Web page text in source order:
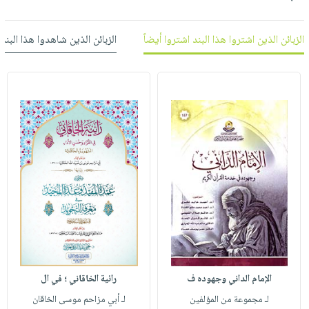
بالأسنان
الحمية
أدوات
المائدة
الأوعية
والتخزين
أدوات
المطبخ
العودة
للمدارس
كتب
اكسسوارات
منزلية
اكسسوارات
ملابس
مطرزات
حقائب
حلي
عناية
بالذات
بنود
مختارة
كل
الاشتراكات
صندوق
القراءة
iKitab
بلا
حدود
بحث
متقدم
نيل
وفرات
عن
الشركة
سياسة
الشركة
حسابك
لائحة
الأمنيات
الزبائن الذين اشتروا هذا البند اشتروا أيضاً الزبائن الذين شاهدوا هذا
الإمام الداني وجهوده ف
لـ مجموعة من المؤلفين
رائية الخاقاني ؛ في ال
لـ أبي مزاحم موسى الخاقان